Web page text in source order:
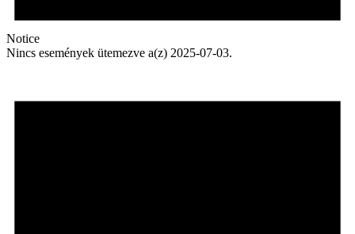
Notice
Nincs események ütemezve a(z) 2025-07-03.